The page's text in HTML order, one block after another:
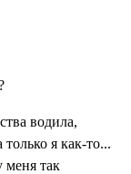
водила,
я как-то...
меня так